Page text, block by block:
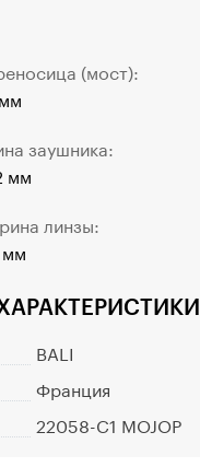
BALI
Франция
22058-C1 MOJOP
(мост):
заушника:
мм
линзы: